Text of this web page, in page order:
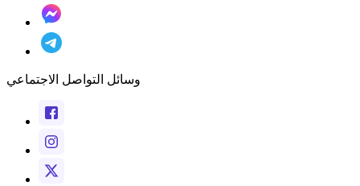
وسائل التواصل الاجتماعي